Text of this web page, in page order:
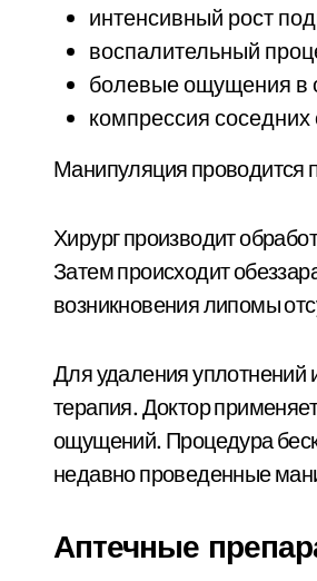
интенсивный рост
воспалительный
болевые ощущения в
компрессия соседних
Манипуляция проводится
Хирург производит
Затем происходит
возникновения липомы
Для удаления уплотнений
терапия. Доктор
ощущений. Процедура
недавно проведенные
Аптечные